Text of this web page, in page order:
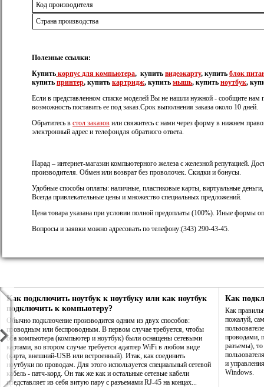
Код производителя
Страна производства
Полезные ссылки:
Купить корпус для компьютера, купить видеокарту, купить блок
купить принтер, купить картридж, купить мышь, купить ноутбук,
Если в представленном списке моделей Вы не нашли нужной - сообщите
возможность поставить ее под заказ.Срок выполнения заказа около 10 дней.
Обратитесь в стол заказов или свяжитесь с нами через форму в нижнем
электронный адрес и телефондля обратного ответа.
Парад – интернет-магазин компьютерного железа с железной репутацией.
производителя. Обмен или возврат без проволочек. Скидки и бонусы.
Удобные способы оплаты: наличные, пластиковые карты, виртуальные
Всегда привлекательные цены и множество специальных предложений.
Цена товара указана при условии полной предоплаты (100%). Иные формы
Вопросы и заявки можно адресовать по телефону:(343) 290-43-45.
Как подключить ноутбук к ноутбуку или как ноутбук
подключить к компьютеру?
Обычно подключение производится одним из двух способов:
проводным или беспроводным. В первом случае требуется, чтобы
оба компьютера (компьютер и ноутбук) были оснащены сетевыми
картами, во втором случае требуется адаптер WiFi в любом виде
(карта, внешний-USB или встроенный). Итак, как соединить
ноутбуки по проводам. Для этого используется специальный сетевой
кабель - патч-корд. Он так же как и остальные сетевые кабели
представляет из себя витую пару с разъемами RJ-45 на концах...
Как
Как
пожалуй,
проводами,
разъемы), то
и
Windows.